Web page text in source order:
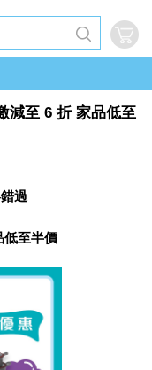
減至 6 折 家品低至
過
至半價